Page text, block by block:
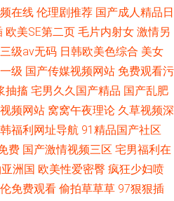
在线 伦理剧推荐 国产成人精品日
欧美SE第二页 毛片内射女 激情另
级av无码 日韩欧美色综合 美女
级 国产传媒视频网站 免费观看污
抽搐 宅男久久国产精品 国产乱肥
频网站 窝窝午夜理论 久草视频深
福利网址导航 91精品国产社区
费 国产激情视频三区 宅男福利在
洲国 欧美性爱密臀 疯狂少妇喷
免费观看 偷拍草草草 97狠狠插